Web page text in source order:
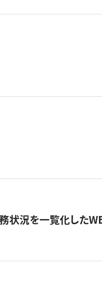
状況を一覧化した